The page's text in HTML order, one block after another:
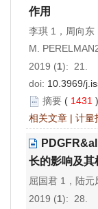
作用
李琪 1，周向东
M.
2019 (1): 21.
doi: 10.3969/
摘要 ( 1431
相关文章 | 计量
长的影响及其
屈国君 1，陆元
2019 (1): 28.